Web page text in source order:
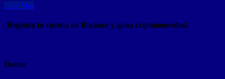
Leer Mas
¡Registra tu cuenta en Binance y gana criptomonedas!
Donar